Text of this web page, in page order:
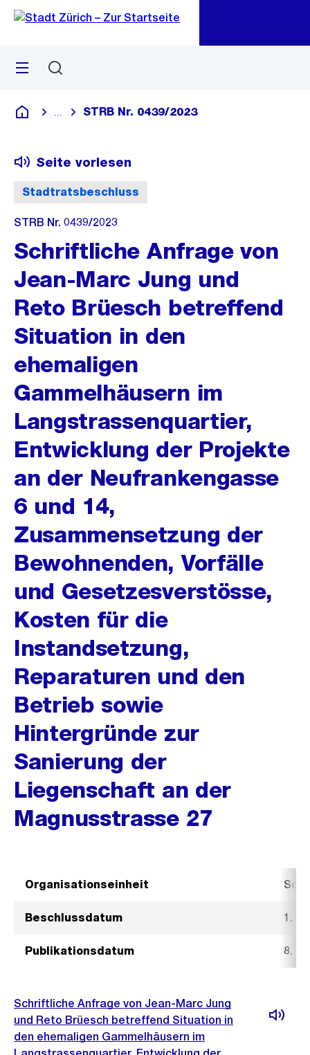
Navigation
Sprunglink
Menü
Deutsch
Blende alle Breadcrumbs ein
STRB Nr. 0439/2023
Stadtratsbeschluss
Seite vorlesen
STRB Nr. 0439/2023
Schriftliche Anfrage von
Jean-Marc Jung und
Reto Brüesch betreffend
Situation in den
ehemaligen
Gammelhäusern im
Langstrassenquartier,
Entwicklung der Projekte
an der Neufrankengasse
6 und 14,
Zusammensetzung der
Bewohnenden, Vorfälle
und Gesetzesverstösse,
Kosten für die
Instandsetzung,
Reparaturen und den
Betrieb sowie
Hintergründe zur
Sanierung der
Liegenschaft an der
Magnusstrasse 27
Organisationseinheit
Beschlussdatum 1.
Publikationsdatum 8.
Schriftliche Anfrage von Jean-Marc Jung
und Reto Brüesch betreffend Situation in
den ehemaligen Gammelhäusern im